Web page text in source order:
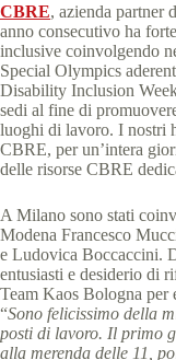
CBRE, azienda partner
anno consecutivo ha
inclusive coinvolgendo
Special Olympics
Disability Inclusion
sedi al fine di
luoghi di lavoro. I nostri
CBRE, per un’intera
delle risorse CBRE
A Milano sono stati
Modena Francesco
e Ludovica Boccaccini.
entusiasti e desiderio di
Team Kaos Bologna per
“Sono felicissimo della
posti di lavoro. Il primo
alla merenda delle 11,